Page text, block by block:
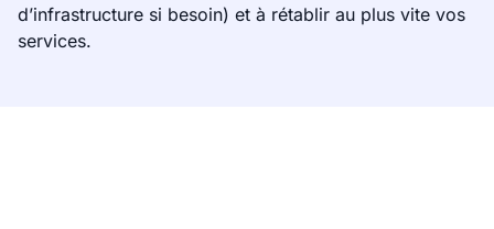
d’infrastructure si besoin) et à rétablir au plus vite vos
services.